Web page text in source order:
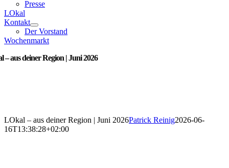
Presse
LOkal
Kontakt
Der Vorstand
Wochenmarkt
– aus deiner Region | Juni 2026
LOkal – aus deiner Region | Juni 2026Patrick Reinig2026-06-
16T13:38:28+02:00